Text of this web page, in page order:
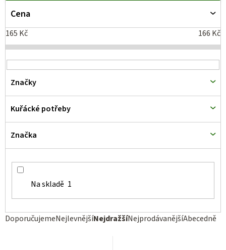
Ř
DoporučujemeNejlevnějšíNejdražšíNejprodávanějšíAbecedně
Cena
165 Kč 166 Kč
Na skladě 1
Značky
Kuřácké potřeby
Značka
p
i
s
p
r
o
d
u
k
t
ů